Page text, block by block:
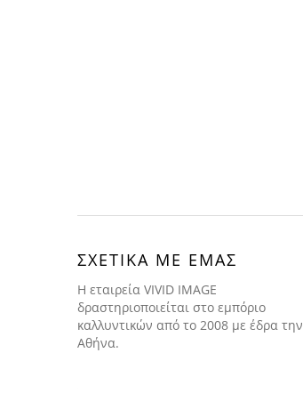
ΣΧΕΤΙΚΑ ΜΕ ΕΜΑΣ
H εταιρεία VIVID IMAGE
δραστηριοποιείται στο εμπόριο
καλλυντικών από το 2008 με έδρα την
Αθήνα.